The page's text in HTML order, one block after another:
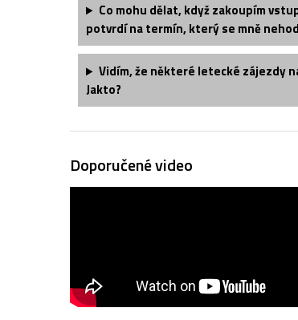
Co mohu dělat, když zakoupím
potvrdí na termín, který se mně
Vidím, že některé letecké zájezdy
Jakto?
Doporučené video